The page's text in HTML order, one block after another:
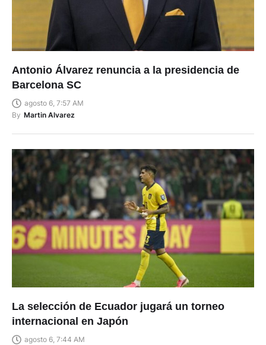
Antonio Álvarez renuncia a la presidencia de
Barcelona SC
agosto 6, 7:57 AM
By Martin Alvarez
La selección de Ecuador jugará un torneo
internacional en Japón
agosto 6, 7:44 AM